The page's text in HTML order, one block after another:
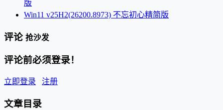
版
Win11 v25H2(26200.8973) 不忘初心精简版
评论 抢沙发
评论前必须登录！
立即登录 注册
文章目录